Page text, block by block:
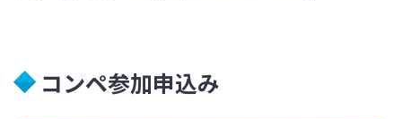
コンペ参加申込み